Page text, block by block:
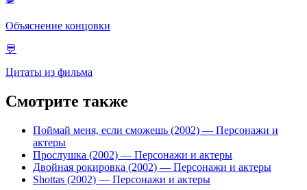
Объяснение концовки
💬
Цитаты из фильма
Смотрите также
Поймай меня, если сможешь (2002) — Персонажи и
актеры
Прослушка (2002) — Персонажи и актеры
Двойная рокировка (2002) — Персонажи и актеры
Shottas (2002) — Персонажи и актеры